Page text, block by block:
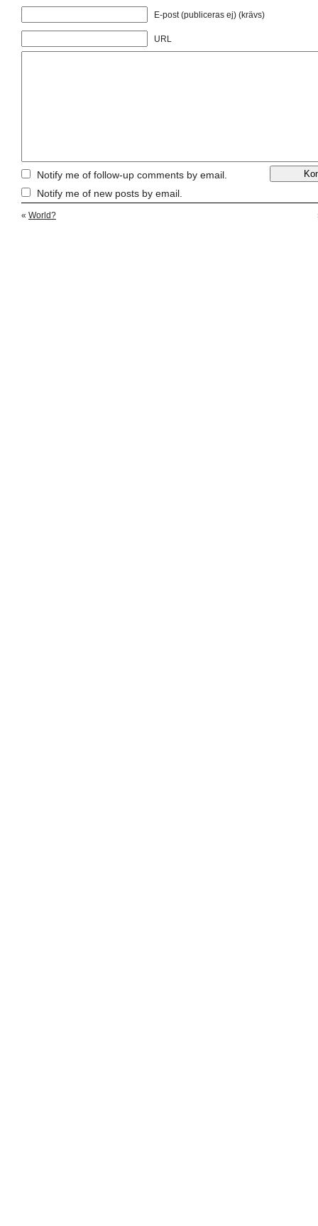
E-post (publiceras ej) (krävs)
URL
Notify me of follow-up comments by email.
Notify me of new posts by email.
« World?